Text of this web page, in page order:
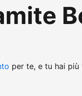
per te, e tu hai più